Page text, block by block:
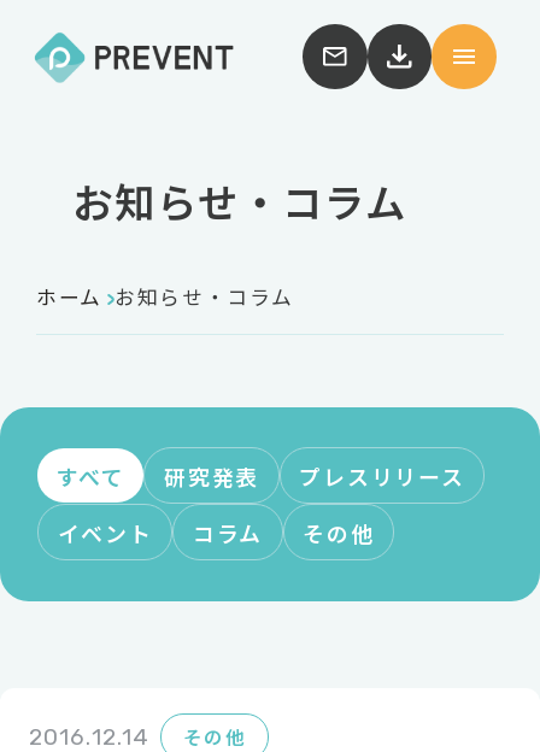
お知らせ・コラム
ホーム お知らせ・コラム
すべて 研究発表
プレスリリース
イベント
コラム その他
2016.12.14 その他